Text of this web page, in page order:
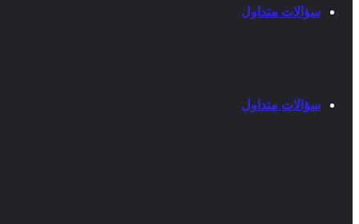
سؤالات متداول
سؤالات متداول